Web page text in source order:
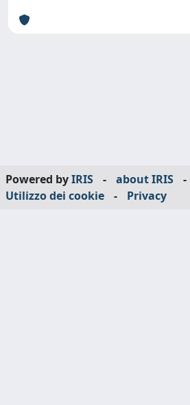
Powered byIRIS - about IRIS
-
Utilizzo dei cookie
- Privacy